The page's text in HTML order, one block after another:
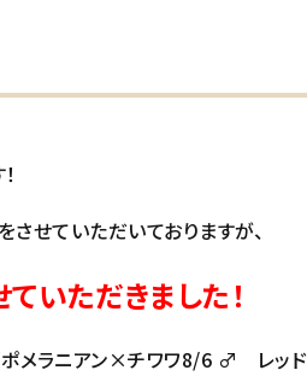
せていただいておりますが、
いただきました！
メラニアン×チワワ8/6 ♂ レッド